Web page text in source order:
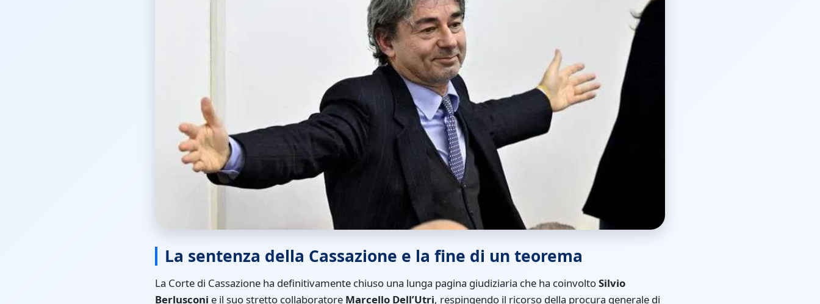
La sentenza della Cassazione e la fine di un teorema
La Corte di Cassazione ha definitivamente chiuso una lunga pagina giudiziaria che ha coinvoltoSilvio
Berlusconi e il suo stretto collaboratore Marcello Dell’Utri, respingendo il ricorso della procura generale di